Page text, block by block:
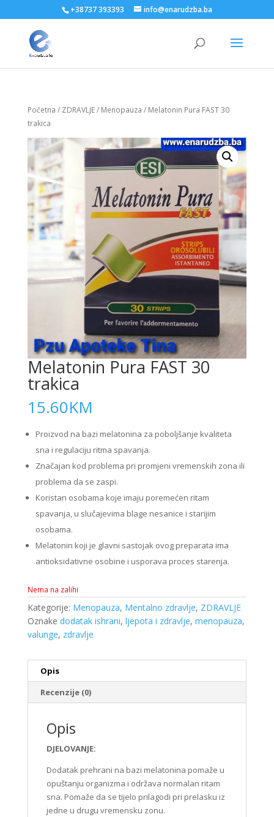
+38737 393393 info@enarudzba.ba
Početna / ZDRAVLJE/ Menopauza / Melatonin Pura FAST 30
trakica
Melatonin Pura FAST 30
trakica
15.60KM
Proizvod na bazi melatonina za poboljšanje kvaliteta
sna i regulaciju ritma spavanja.
Značajan kod problema pri promjeni vremenskih zona ili
problema da se zaspi.
Koristan osobama koje imaju poremećen ritam
spavanja, u slučajevima blage nesanice i starijim
osobama.
Melatonin koji je glavni sastojak ovog preparata ima
antioksidativne osobine i usporava proces starenja.
Nema na zalihi
Kategorije: Menopauza, Mentalno zdravlje, ZDRAVLJE
Oznake dodatak ishrani, ljepota i zdravlje, menopauza,
valunge, zdravlje
Opis
Recenzije (0)
Opis
DJELOVANJE:
Dodatak prehrani na bazi melatonina pomaže u
opuštanju organizma i održava normalan ritam
sna. Pomaže da se tijelo prilagodi pri prelasku iz
jedne u drugu vremensku zonu.